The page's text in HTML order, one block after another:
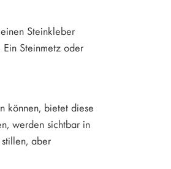
Steinkleber
Steinmetz oder
können, bietet diese
werden sichtbar in
aber